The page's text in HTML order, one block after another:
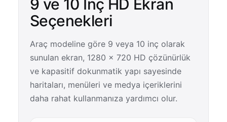
9 ve 10 İnç HD Ekran
Seçenekleri
Araç modeline göre 9 veya 10 inç olarak
sunulan ekran, 1280 × 720 HD çözünürlük
ve kapasitif dokunmatik yapı sayesinde
haritaları, menüleri ve medya içeriklerini
daha rahat kullanmanıza yardımcı olur.